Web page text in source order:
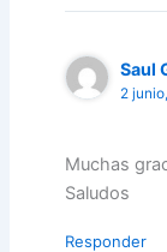
Saul
2
Muchas
Saludos
Responder